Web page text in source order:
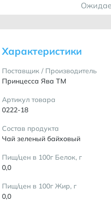
Характеристики
Поставщик / Производитель
Принцесса Ява ТМ
Артикул товара
0222-18
Состав продукта
Чай зеленый байховый
Пищ/цен в 100г Белок, г
0,0
Пищ/цен в 100г Жир, г
0,0